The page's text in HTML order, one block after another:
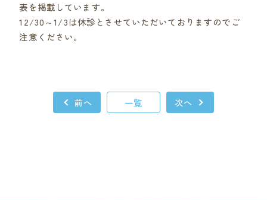
表を掲載しています。
12/30～1/3は休診とさせていただいておりますのでご
注意ください。
前へ 一覧 次へ